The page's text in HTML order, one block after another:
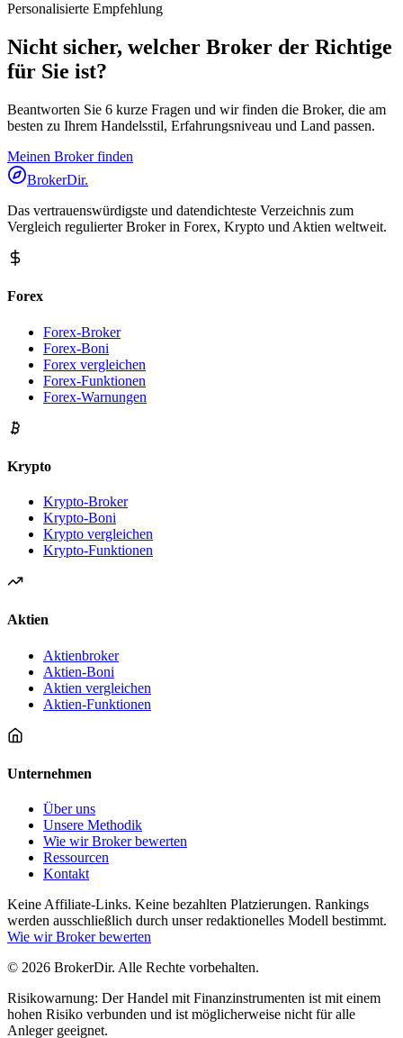
Personalisierte Empfehlung
Nicht sicher, welcher Broker der Richtige
für Sie ist?
Beantworten Sie 6 kurze Fragen und wir finden die Broker, die am
besten zu Ihrem Handelsstil, Erfahrungsniveau und Land passen.
Meinen Broker finden
BrokerDir.
Das vertrauenswürdigste und datendichteste Verzeichnis zum
Vergleich regulierter Broker in Forex, Krypto und Aktien weltweit.
Forex
Forex-Broker
Forex-Boni
Forex vergleichen
Forex-Funktionen
Forex-Warnungen
Krypto
Krypto-Broker
Krypto-Boni
Krypto vergleichen
Krypto-Funktionen
Aktien
Aktienbroker
Aktien-Boni
Aktien vergleichen
Aktien-Funktionen
Unternehmen
Über uns
Unsere Methodik
Wie wir Broker bewerten
Ressourcen
Kontakt
Keine Affiliate-Links. Keine bezahlten Platzierungen. Rankings
werden ausschließlich durch unser redaktionelles Modell bestimmt.
Wie wir Broker bewerten
© 2026 BrokerDir. Alle Rechte vorbehalten.
Risikowarnung: Der Handel mit Finanzinstrumenten ist mit einem
hohen Risiko verbunden und ist möglicherweise nicht für alle
Anleger geeignet.